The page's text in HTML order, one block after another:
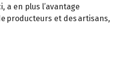
a en plus l’avantage
producteurs et des artisans,